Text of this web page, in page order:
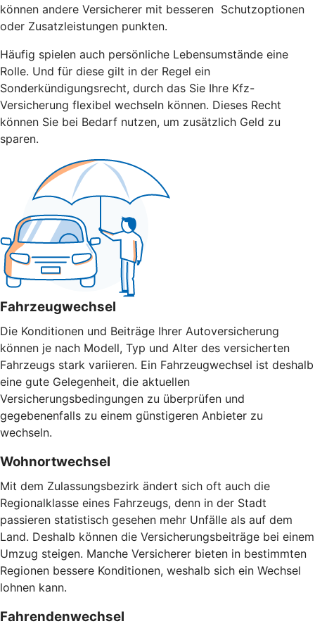
können andere Versicherer mit besseren Schutzoptionen
oder Zusatzleistungen punkten.
Häufig spielen auch persönliche Lebensumstände eine
Rolle. Und für diese gilt in der Regel ein
Sonderkündigungsrecht, durch das Sie Ihre Kfz-
Versicherung flexibel wechseln können. Dieses Recht
können Sie bei Bedarf nutzen, um zusätzlich Geld zu
sparen.
Fahrzeugwechsel
Die Konditionen und Beiträge Ihrer Autoversicherung
können je nach Modell, Typ und Alter des versicherten
Fahrzeugs stark variieren. Ein Fahrzeugwechsel ist deshalb
eine gute Gelegenheit, die aktuellen
Versicherungsbedingungen zu überprüfen und
gegebenenfalls zu einem günstigeren Anbieter zu
wechseln.
Wohnortwechsel
Mit dem Zulassungsbezirk ändert sich oft auch die
Regionalklasse eines Fahrzeugs, denn in der Stadt
passieren statistisch gesehen mehr Unfälle als auf dem
Land. Deshalb können die Versicherungsbeiträge bei einem
Umzug steigen. Manche Versicherer bieten in bestimmten
Regionen bessere Konditionen, weshalb sich ein Wechsel
lohnen kann.
Fahrendenwechsel